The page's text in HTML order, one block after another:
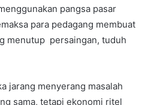
pangsa pasar
para pedagang membuat
menutup persaingan, tuduh
jarang menyerang masalah
sama, tetapi ekonomi ritel